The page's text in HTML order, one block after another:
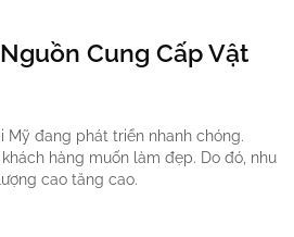
Cung Cấp Vật
Mỹ đang phát triển nhanh chóng.
hàng muốn làm đẹp. Do đó, nhu
cao tăng cao.